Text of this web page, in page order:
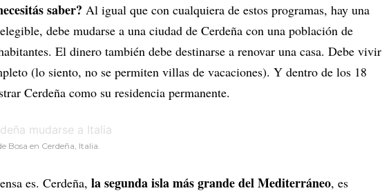
saber? Al igual que con cualquiera de estos programas, hay una
debe mudarse a una ciudad de Cerdeña con una población de
El dinero también debe destinarse a renovar una casa. Debe vivir
(lo siento, no se permiten villas de vacaciones). Y dentro de los 18
Cerdeña como su residencia permanente.
Bosa en Cerdeña, Italia.
es. Cerdeña, la segunda isla más grande del Mediterráneo, es